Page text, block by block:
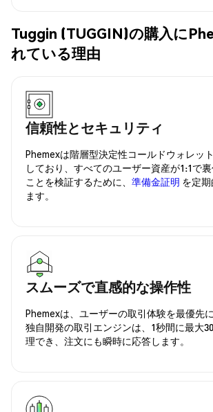
Tuggin (TUGGIN)の購入に
れている理由
信頼性とセキュリティ
Phemexは階層型決定性コールドウォレッ
しており、すべてのユーザー資産が1:1で
ことを検証するために、 準備金証明 を定
ます。
スムーズで直感的な操作性
Phemexは、ユーザーの取引体験を最優先
独自開発の取引エンジンは、1秒間に最大
理でき、注文にも瞬時に応答します。